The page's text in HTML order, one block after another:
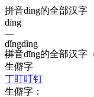
拼音ding的全部汉字
dīng
—
dǐngdìng
—
拼音dīng的全部汉字
生僻字
丁盯叮钉
生僻字：